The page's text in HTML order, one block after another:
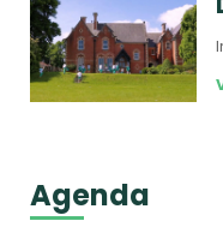
Agenda